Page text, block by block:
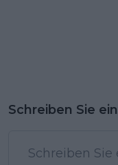
Schreiben Sie